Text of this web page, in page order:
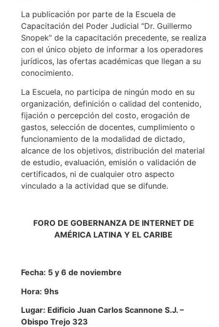
La publicación por parte de la Escuela de
Capacitación del Poder Judicial “Dr. Guillermo
Snopek” de la capacitación precedente, se realiza
con el único objeto de informar a los operadores
jurídicos, las ofertas académicas que llegan a su
conocimiento.
La Escuela, no participa de ningún modo en su
organización, definición o calidad del contenido,
fijación o percepción del costo, erogación de
gastos, selección de docentes, cumplimiento o
funcionamiento de la modalidad de dictado,
alcance de los objetivos, distribución del material
de estudio, evaluación, emisión o validación de
certificados, ni de cualquier otro aspecto
vinculado a la actividad que se difunde.
FORO DE GOBERNANZA DE INTERNET DE
AMÉRICA LATINA Y EL CARIBE
Fecha: 5 y 6 de noviembre
Hora: 9hs
Lugar: Edificio Juan Carlos Scannone S.J. –
Obispo Trejo 323